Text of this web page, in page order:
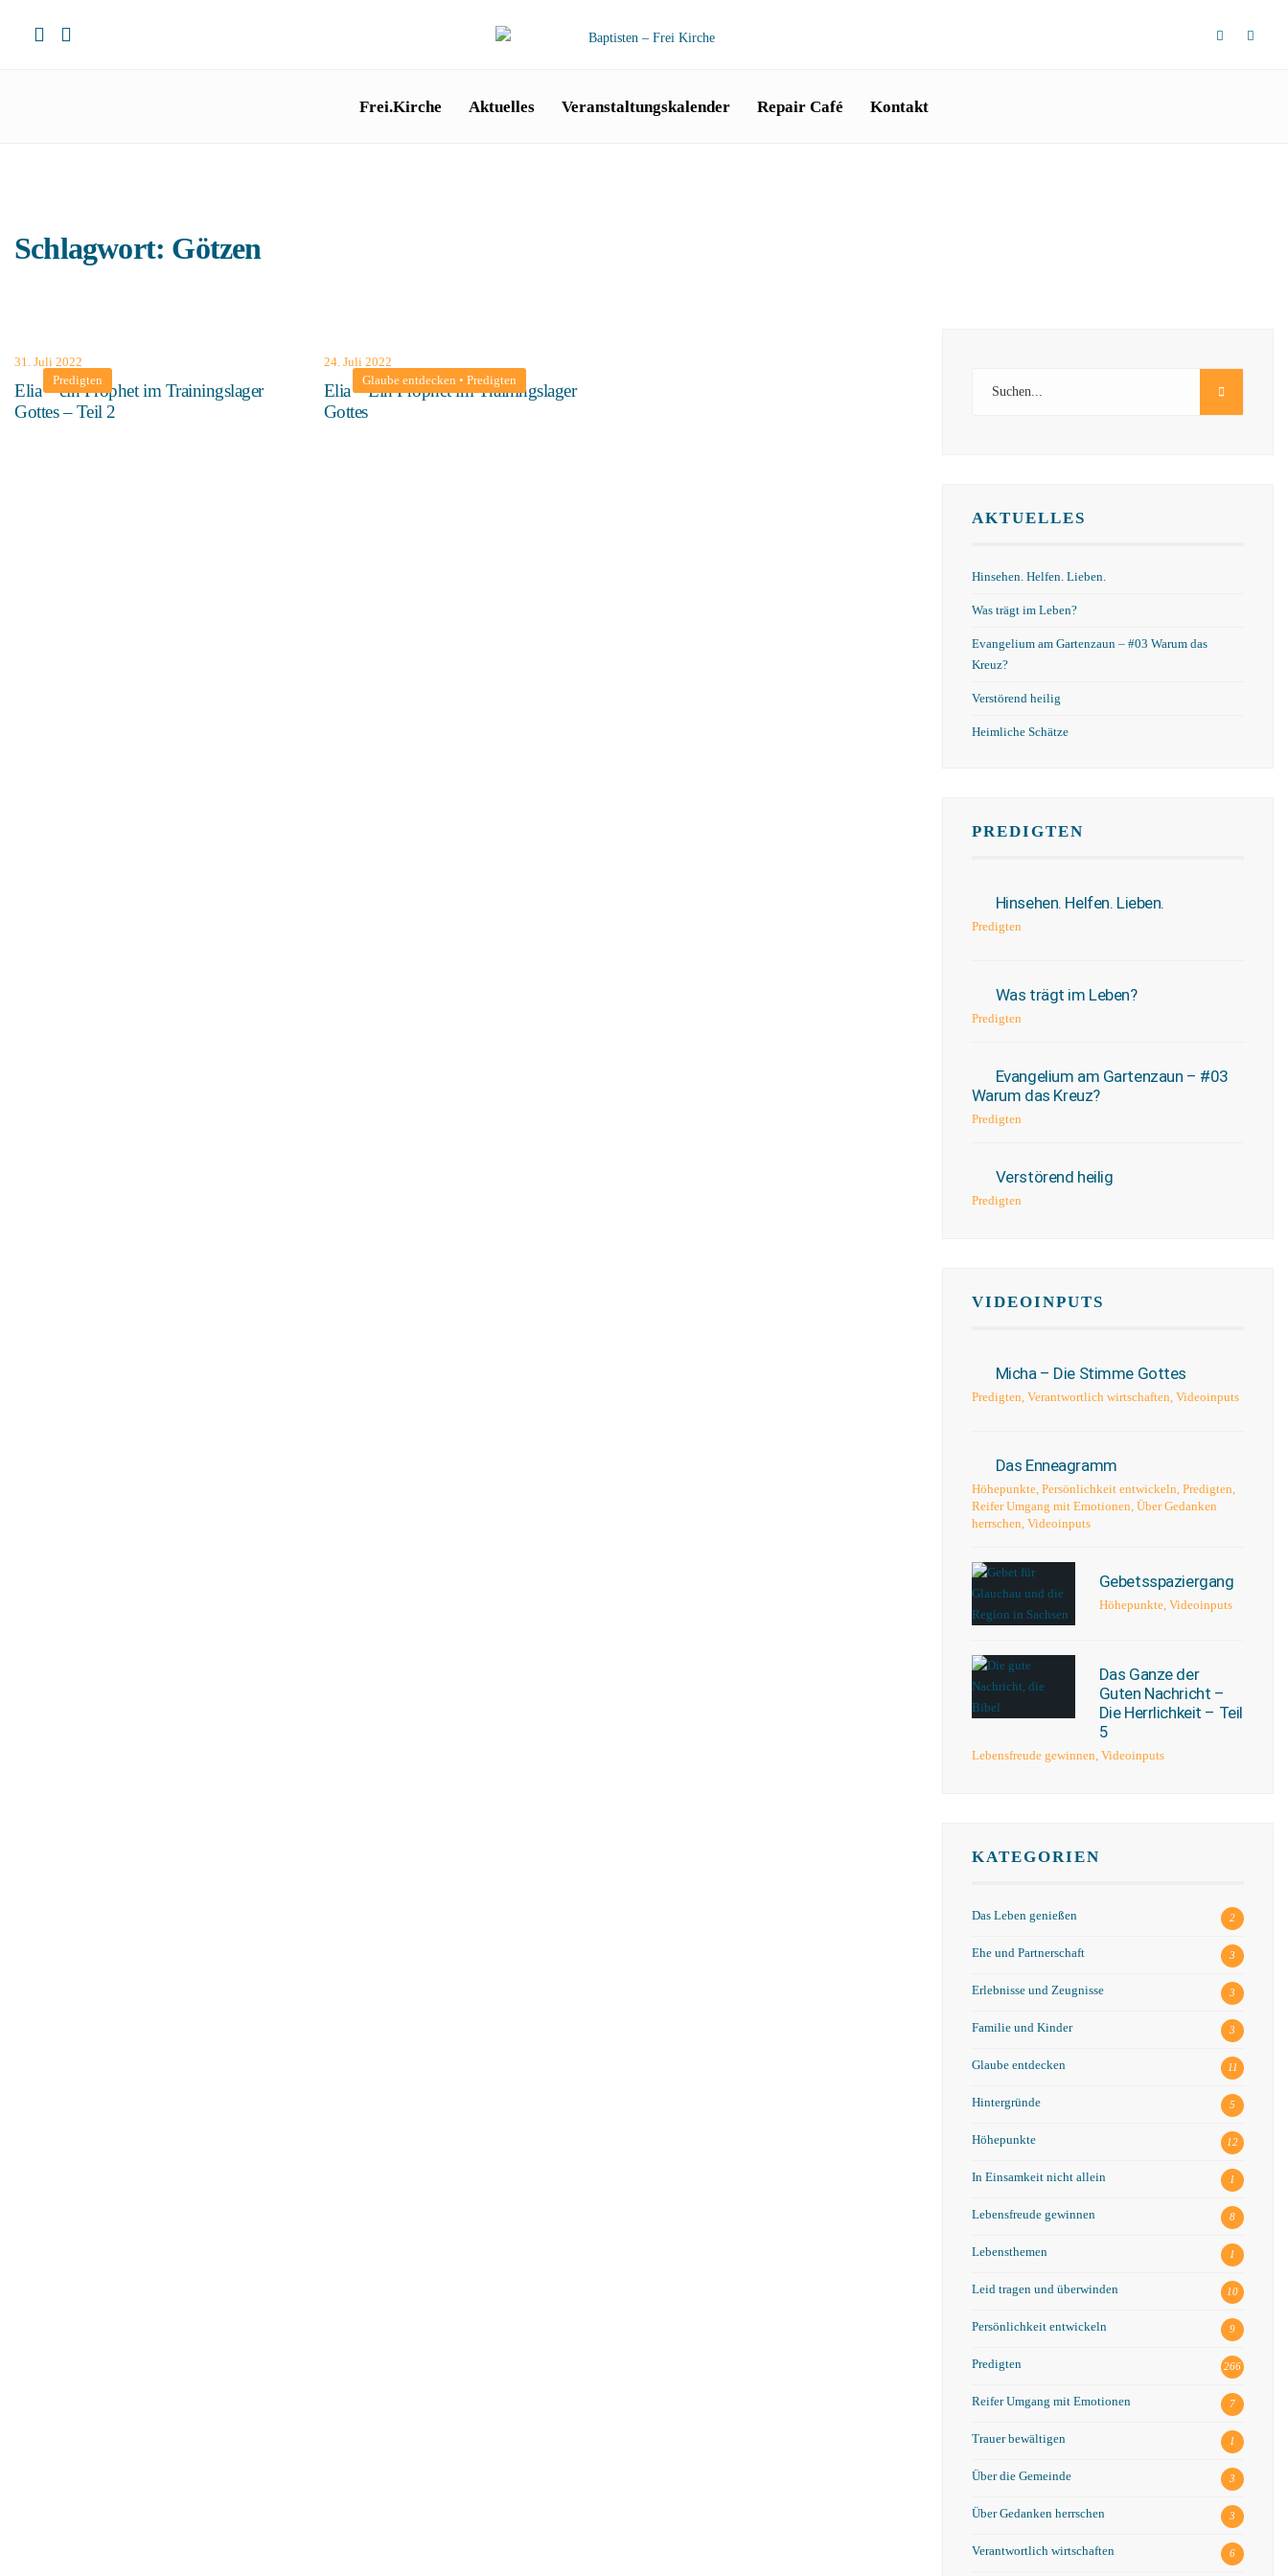
Frei.Kirche Aktuelles Veranstaltungskalender Repair Café Kontakt
Schlagwort: Götzen
Predigten
31. Juli 2022
Elia – ein Prophet im Trainingslager
Gottes – Teil 2
Glaube entdecken • Predigten
24. Juli 2022
Elia – Ein Prophet im Trainingslager
Gottes
AKTUELLES
Hinsehen. Helfen. Lieben.
Was trägt im Leben?
Evangelium am Gartenzaun – #03 Warum das
Kreuz?
Verstörend heilig
Heimliche Schätze
PREDIGTEN
Hinsehen. Helfen. Lieben.
Predigten
Was trägt im Leben?
Predigten
Evangelium am Gartenzaun – #03
Warum das Kreuz?
Predigten
Verstörend heilig
Predigten
VIDEOINPUTS
Micha – Die Stimme Gottes
Predigten, Verantwortlich wirtschaften, Videoinputs
Das Enneagramm
Höhepunkte, Persönlichkeit entwickeln, Predigten,
Reifer Umgang mit Emotionen, Über Gedanken
herrschen, Videoinputs
Gebetsspaziergang
Höhepunkte, Videoinputs
Das Ganze der
Guten Nachricht –
Die Herrlichkeit – Teil
5
Lebensfreude gewinnen, Videoinputs
KATEGORIEN
Das Leben genießen 2
Ehe und Partnerschaft 3
Erlebnisse und Zeugnisse 3
Familie und Kinder 3
Glaube entdecken 11
Hintergründe 5
Höhepunkte 12
In Einsamkeit nicht allein 1
Lebensfreude gewinnen 8
Lebensthemen 1
Leid tragen und überwinden 10
Persönlichkeit entwickeln 9
Predigten 266
Reifer Umgang mit Emotionen 7
Trauer bewältigen 1
Über die Gemeinde 3
Über Gedanken herrschen 3
Verantwortlich wirtschaften 6